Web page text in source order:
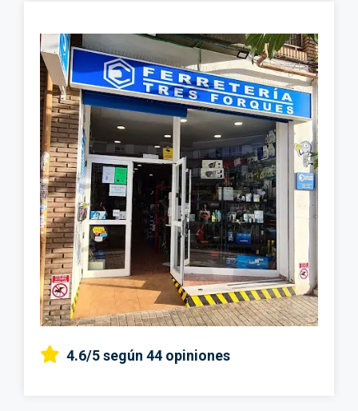
4.6/5según 44 opiniones